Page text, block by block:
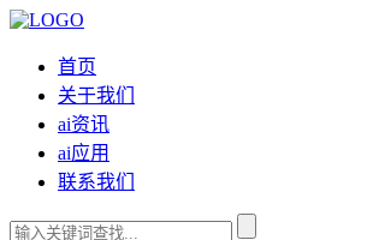
首页
关于我们
ai资讯
ai应用
联系我们